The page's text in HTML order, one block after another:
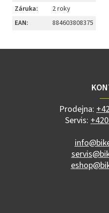
Záruka:
2 roky
EAN: 884603808375
Z
Prodejna:
Servis: